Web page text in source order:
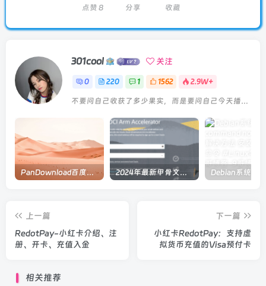
点赞 8 分享 收藏
301cool 关注
0 220 1 1562 2.9W+
PanDownload百度网盘在线解析 2024年最新甲骨文注册及申请免费 VPS 教程
上一篇
RedotPay-小红卡介绍、注
册、开卡、充值入金
下一篇
小红卡RedotPay：支持虚
拟货币充值的Visa预付卡
相关推荐